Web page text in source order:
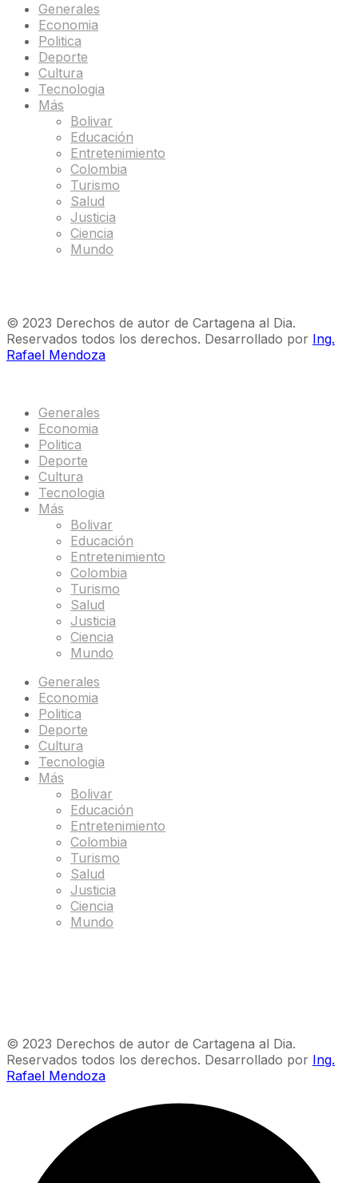
Generales
Economia
Politica
Deporte
Cultura
Tecnologia
Más
Bolivar
Educación
Entretenimiento
Colombia
Turismo
Salud
Justicia
Ciencia
Mundo
© 2023 Derechos de autor de Cartagena al Dia.
Reservados todos los derechos. Desarrollado por Ing.
Rafael Mendoza
Generales
Economia
Politica
Deporte
Cultura
Tecnologia
Más
Bolivar
Educación
Entretenimiento
Colombia
Turismo
Salud
Justicia
Ciencia
Mundo
Generales
Economia
Politica
Deporte
Cultura
Tecnologia
Más
Bolivar
Educación
Entretenimiento
Colombia
Turismo
Salud
Justicia
Ciencia
Mundo
© 2023 Derechos de autor de Cartagena al Dia.
Reservados todos los derechos. Desarrollado por Ing.
Rafael Mendoza